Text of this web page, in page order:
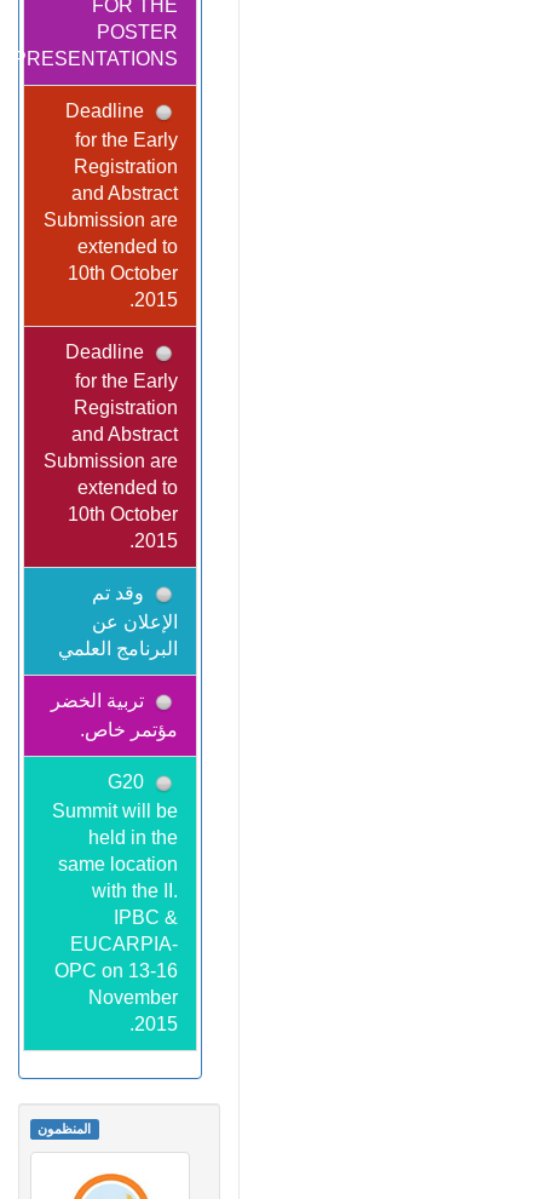
FOR THE
POSTER
PRESENTATIONS!
Deadline
for the Early
Registration
and Abstract
Submission are
extended to
10th October
2015.
Deadline
for the Early
Registration
and Abstract
Submission are
extended to
10th October
2015.
وقد تم
الإعلان عن
البرنامج العلمي
تربية الخضر
مؤتمر خاص.
G20
Summit will be
held in the
same location
with the II.
IPBC &
EUCARPIA-
OPC on 13-16
November
2015.
المنظمون